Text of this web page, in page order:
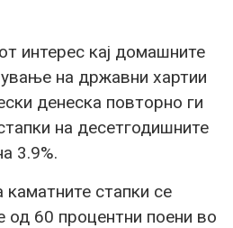
интерес кај домашните
на државни хартии
денеска повторно ги
на десетгодишните
3.9%.
стапки се
од 60 процентни поени во